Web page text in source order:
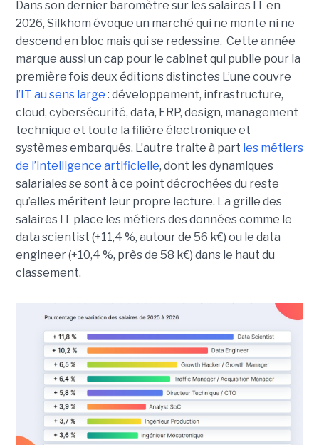
Dans son dernier baromètre sur les salaires IT en
2026, Silkhom évoque un marché qui ne monte ni ne
descend en bloc mais qui se redessine. Cette année
marque aussi un cap pour le cabinet qui publie pour la
première fois deux éditions distinctes L’une couvre
l’IT au sens large : développement, infrastructure,
cloud, cybersécurité, data, ERP, design, management
technique et toute la filière électronique et
systèmes embarqués. L’autre traite à part les métiers
de l’intelligence artificielle, dont les dynamiques
salariales se sont à ce point décrochées du reste
qu’elles méritent leur propre lecture. La grille des
salaires IT place les métiers des données comme le
data scientist (+11,4 %, autour de 56 k€) ou le data
engineer (+10,4 %, près de 58 k€) dans le haut du
classement.